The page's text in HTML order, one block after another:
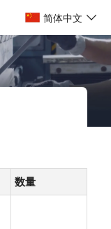
简体中文
数量